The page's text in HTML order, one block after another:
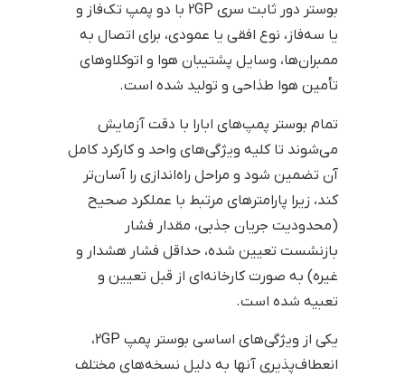
بوستر دور ثابت سری 2GP با دو پمپ تک‌فاز و
یا سه‌فاز، نوع افقی یا عمودی، برای اتصال به
ممبران‌ها، وسایل پشتیبان هوا و اتوکلاوهای
تأمین هوا طذاحی و تولید شده‌ است.
تمام بوستر پمپ‌های ابارا با دقت آزمایش
می‌شوند تا کلیه ویژگی‌های واحد و کارکرد کامل
آن تضمین شود و مراحل راه‌اندازی را آسان‌تر
کند، زیرا پارامترهای مرتبط با عملکرد صحیح
(محدودیت جریان جذبی، مقدار فشار
بازنشست تعیین شده، حداقل فشار هشدار و
غیره) به صورت کارخانه‌ای از قبل تعیین و
تعبیه شده است.
یکی از ویژگی‌های اساسی بوستر پمپ 2GP،
انعطاف‌پذیری آنها به دلیل نسخه‌های مختلف